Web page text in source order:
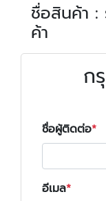
ชื่อสินค้า :
ค้า
ก
ชื่อผู้ติดต่อ
อีเมล